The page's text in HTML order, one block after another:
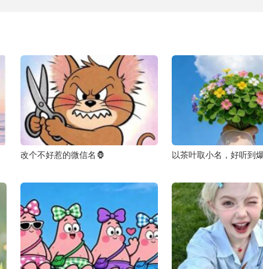
改个不好惹的微信名🦍 以茶叶取小名，好听到